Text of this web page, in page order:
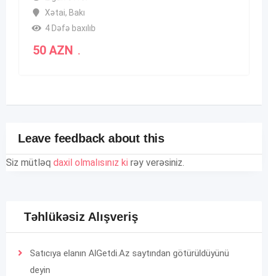
Xətai, Bakı
4 Dəfə baxılıb
50 AZN .
Leave feedback about this
Siz mütləq daxil olmalısınız ki rəy verəsiniz.
Təhlükəsiz Alışveriş
Satıcıya elanın AlGetdi.Az saytından götürüldüyünü
deyin